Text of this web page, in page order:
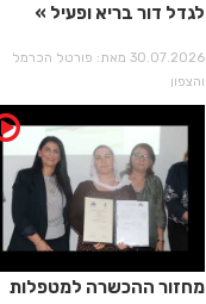
לגדל דור בריא ופעיל
30.07.2026 מאת: פורטל הכרמל
והצפון
מחזור ההכשרה למטפלות